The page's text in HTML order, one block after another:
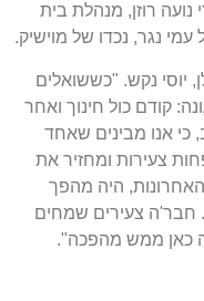
נועה רוזן, מנהלת בית
נגר, נכדו של מוישיק.
יוסי נקש. "כששואלים
קודם כול חינוך ואחר
כי אנו מבינים שאחד
צעירות ומחזיר את
החינוך. ב-15 השנים האחרונות, היה מהפך
חבר'ה צעירים שמחים
כאן ממש מהפכה".